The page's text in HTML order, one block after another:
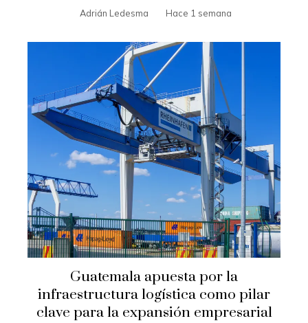
Adrián Ledesma Hace 1 semana
Guatemala apuesta por la
infraestructura logística como pilar
clave para la expansión empresarial